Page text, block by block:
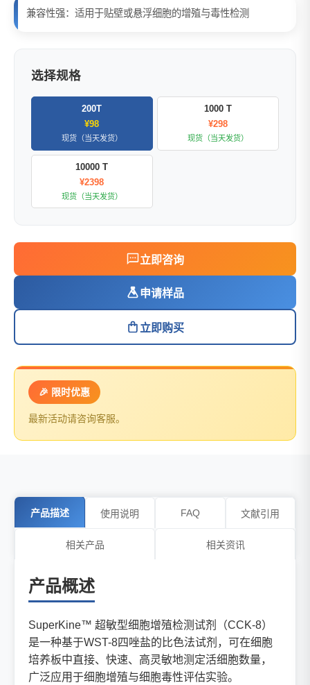
兼容性强：适用于贴壁或悬浮细胞的增殖与毒性检测
选择规格
200T
¥98
现货（当天发货）
1000 T
¥298
现货（当天发货）
10000 T
¥2398
现货（当天发货）
立即咨询
申请样品
立即购买
🎉 限时优惠
最新活动请咨询客服。
产品描述 使用说明 FAQ 文献引用
相关产品 相关资讯
产品概述
SuperKine™ 超敏型细胞增殖检测试剂（CCK-8）
是一种基于WST-8四唑盐的比色法试剂，可在细胞
培养板中直接、快速、高灵敏地测定活细胞数量，
广泛应用于细胞增殖与细胞毒性评估实验。